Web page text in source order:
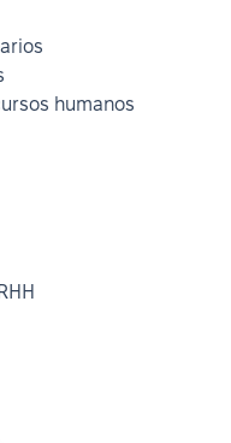
humanos